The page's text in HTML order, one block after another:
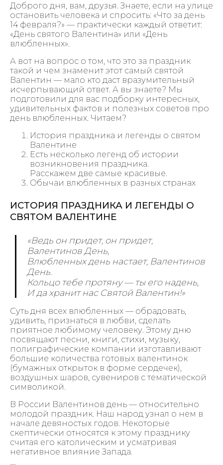
Доброго дня, вам, друзья. Знаете, если на улице
остановить человека и спросить: «Что за день
14 февраля?» — практически каждый ответит:
«День святого Валентина» или «День
влюбленных».
А вот на вопрос о том, что это за праздник
такой и чем знаменит этот самый святой
Валентин — мало кто даст вразумительный
исчерпывающий ответ. А вы знаете? Мы
подготовили для вас подборку интересных,
удивительных фактов и полезных советов про
день влюбленных. Читаем?
История праздника и легенды о святом
Валентине
Есть несколько легенд об истории
возникновения праздника.
Расскажем две самые красивые.
Обычаи влюбленных в разных странах
ИСТОРИЯ ПРАЗДНИКА И ЛЕГЕНДЫ О
СВЯТОМ ВАЛЕНТИНЕ
«Ведь он придет, он придет,
Валентинов День,
Влюбленных день настает, Валентинов
День.
Кольцо тебе протяну — ты его надень,
И да хранит нас Святой Валентин!»
Суть дня всех влюбленных — обрадовать,
удивить, признаться в любви, сделать
приятное любимому человеку. Этому дню
посвящают песни, книги, стихи, музыку,
полиграфические компании изготавливают
большие количества готовых валентинок
(бумажных открыток в форме сердечек),
воздушных шаров, сувениров с тематической
символикой.
В России Валентинов день — относительно
молодой праздник. Наш народ узнал о нем в
начале девяностых годов. Некоторые
скептически относятся к этому празднику
считая его католическим и усматривая
негативное влияние Запада.